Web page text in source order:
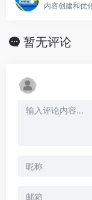
暂无评论